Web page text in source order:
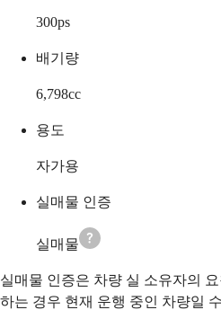
300ps
배기량
6,798cc
용도
자가용
실매물 인증
실매물
실매물 인증은 차량 실 소유자의
하는 경우 현재 운행 중인 차량일